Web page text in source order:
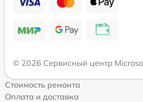
© 2026 Сервисный центр
Стоимость ремонта
Оплата и доставка